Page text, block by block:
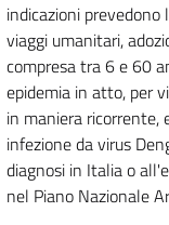
indicazioni
viaggi umanitari,
compresa tra 6 e 60
epidemia in atto, per
in maniera ricorrente,
infezione da virus
diagnosi in Italia o
nel Piano Nazionale